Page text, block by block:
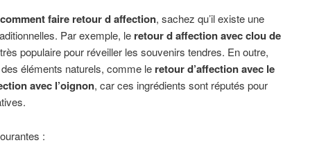
comment faire retour d affection, sachez qu’il existe une
Par exemple, le retour d affection avec clou de
populaire pour réveiller les souvenirs tendres. En outre,
éléments naturels, comme le retour d’affection avec le
avec l’oignon, car ces ingrédients sont réputés pour
: